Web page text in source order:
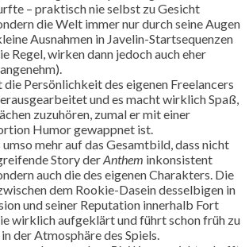
– praktisch nie selbst zu Gesicht
die Welt immer nur durch seine Augen
Ausnahmen in Javelin-Startsequenzen
Regel, wirken dann jedoch auch eher
die Persönlichkeit des eigenen Freelancers
und es macht wirklich Spaß,
zuzuhören, zumal er mit einer
Humor gewappnet ist.
mehr auf das Gesamtbild, dass nicht
Story derAnthem inkonsistent
auch die des eigenen Charakters. Die
dem Rookie-Dasein desselbigen in
und seiner Reputation innerhalb Fort
wirklich aufgeklärt und führt schon früh zu
der Atmosphäre des Spiels.